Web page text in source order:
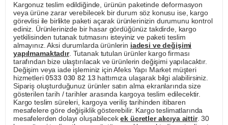
Kargonuz teslim edildiğinde, ürünün paketinde deformasyon
veya ürüne zarar verebilecek bir durum söz konusu ise, kargo
görevlisi ile birlikte paketi açarak ürünlerinizin durumunu kontrol
ediniz. Ürünlerinizde bir hasar gördüğünüz takdirde, kargo
yetkilisinden tutanak tutmasını isteyiniz ve paketi teslim
almayınız. Aksi durumlarda ürünlerin iadesi ve değişimi
yapılmamaktadır. Tutanak tutulan ürünler kargo firması
tarafından bize ulaştırılacak ve ürünlerin değişimi yapılacaktır.
Değişim veya iade işleminiz için Afeks Yapı Market müşteri
hizmetleri0533 030 82 13hattımıza ulaşarak bilgi alabilirsiniz.
Sipariş oluşturduğunuz ürünler satın alma ekranlarında size
gösterilen tarih / tarihler arasında kargoya teslim edilecektir.
Kargo teslim süreleri, kargoya veriliş tarihinden itibaren
mesafelere göre değişiklik gösterebilir. Kargo teslimatlarında
mesafelerden dolayı oluşabilecekek ücretler alıcıya aittir. 30